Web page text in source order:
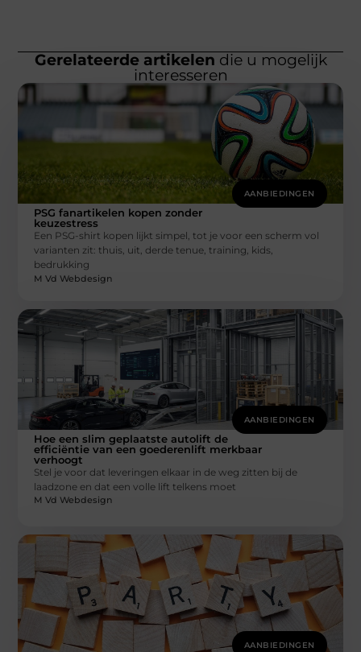
Gerelateerde artikelen die u mogelijk
interesseren
AANBIEDINGEN
PSG fanartikelen kopen zonder
keuzestress
Een PSG-shirt kopen lijkt simpel, tot je voor een scherm vol
varianten zit: thuis, uit, derde tenue, training, kids,
bedrukking
M Vd Webdesign
AANBIEDINGEN
Hoe een slim geplaatste autolift de
efficiëntie van een goederenlift merkbaar
verhoogt
Stel je voor dat leveringen elkaar in de weg zitten bij de
laadzone en dat een volle lift telkens moet
M Vd Webdesign
AANBIEDINGEN